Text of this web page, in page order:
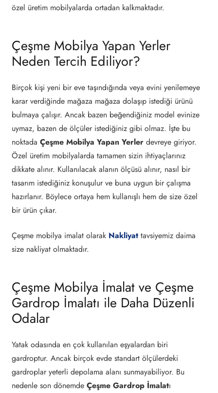
özel üretim mobilyalarda ortadan kalkmaktadır.
Çeşme Mobilya Yapan Yerler
Neden Tercih Ediliyor?
Birçok kişi yeni bir eve taşındığında veya evini yenilemeye
karar verdiğinde mağaza mağaza dolaşıp istediği ürünü
bulmaya çalışır. Ancak bazen beğendiğiniz model evinize
uymaz, bazen de ölçüler istediğiniz gibi olmaz. İşte bu
noktada Çeşme Mobilya Yapan Yerler devreye giriyor.
Özel üretim mobilyalarda tamamen sizin ihtiyaçlarınız
dikkate alınır. Kullanılacak alanın ölçüsü alınır, nasıl bir
tasarım istediğiniz konuşulur ve buna uygun bir çalışma
hazırlanır. Böylece ortaya hem kullanışlı hem de size özel
bir ürün çıkar.
Çeşme mobilya imalat olarak Nakliyat tavsiyemiz daima
size nakliyat olmaktadır.
Çeşme Mobilya İmalat ve Çeşme
Gardrop İmalatı ile Daha Düzenli
Odalar
Yatak odasında en çok kullanılan eşyalardan biri
gardroptur. Ancak birçok evde standart ölçülerdeki
gardroplar yeterli depolama alanı sunmayabiliyor. Bu
nedenle son dönemde Çeşme Gardrop İmalatı